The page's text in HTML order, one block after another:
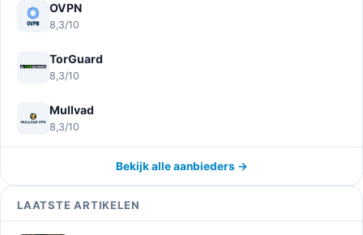
OVPN
8,3/10
TorGuard
8,3/10
Mullvad
8,3/10
Bekijk alle aanbieders →
LAATSTE ARTIKELEN